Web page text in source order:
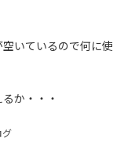
いているので何に使
か・・・
グ